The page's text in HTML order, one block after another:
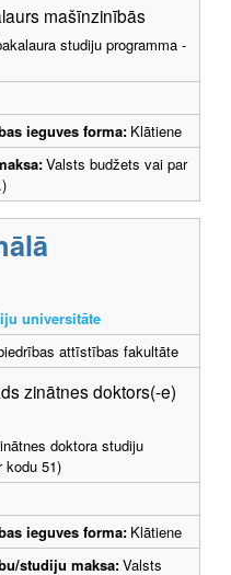
mašīnzinībās
studiju programma -
ieguves forma: Klātiene
Valsts budžets vai par
universitāte
attīstības fakultāte
zinātnes doktors(-e)
doktora studiju
kodu 51)
ieguves forma: Klātiene
studiju maksa:Valsts